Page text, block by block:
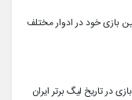
بازی خود در ادوار مختلف
رامین رضاییان بازیکن تیم فولاد به رکورد 300 بازی در تاریخ لیگ برتر ایران